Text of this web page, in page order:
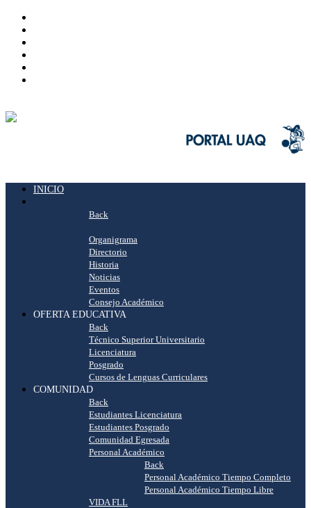
INICIO
Back
Organigrama
Directorio
Historia
Noticias
Eventos
Consejo Académico
OFERTA EDUCATIVA
Back
Técnico Superior Universitario
Licenciatura
Posgrado
Cursos de Lenguas Curriculares
COMUNIDAD
Back
Estudiantes Licenciatura
Estudiantes Posgrado
Comunidad Egresada
Personal Académico
Back
Personal Académico Tiempo Completo
Personal Académico Tiempo Libre
VIDA FLL